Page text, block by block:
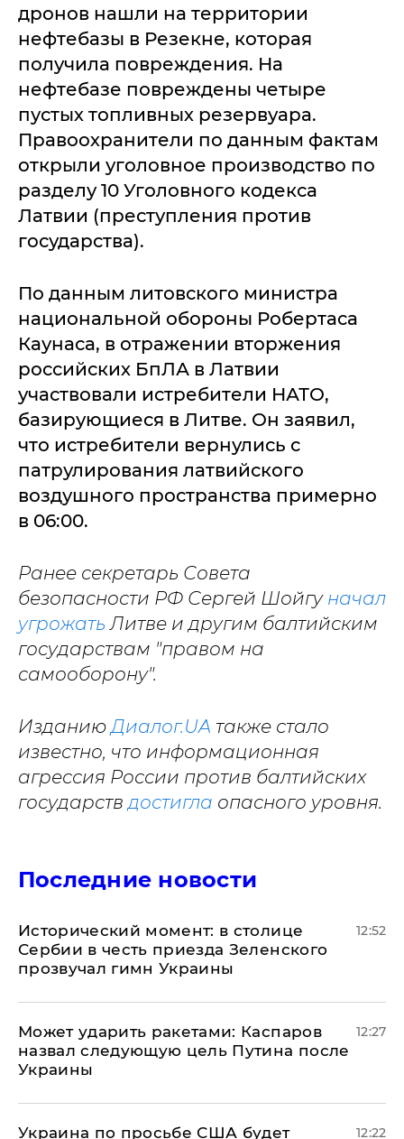
дронов нашли на территории
нефтебазы в Резекне, которая
получила повреждения. На
нефтебазе повреждены четыре
пустых топливных резервуара.
Правоохранители по данным фактам
открыли уголовное производство по
разделу 10 Уголовного кодекса
Латвии (преступления против
государства).
По данным литовского министра
национальной обороны Робертаса
Каунаса, в отражении вторжения
российских БпЛА в Латвии
участвовали истребители НАТО,
базирующиеся в Литве. Он заявил,
что истребители вернулись с
патрулирования латвийского
воздушного пространства примерно
в 06:00.
Ранее секретарь Совета
безопасности РФ Сергей Шойгу начал
угрожать Литве и другим балтийским
государствам "правом на
самооборону".
ИзданиюДиалог.UA также стало
известно, что информационная
агрессия России против балтийских
государствдостигла опасного уровня.
Последние новости
Исторический момент: в столице
Сербии в честь приезда Зеленского
прозвучал гимн Украины
12:52
Может ударить ракетами: Каспаров
назвал следующую цель Путина после
Украины
12:27
Украина по просьбе США будет 12:22